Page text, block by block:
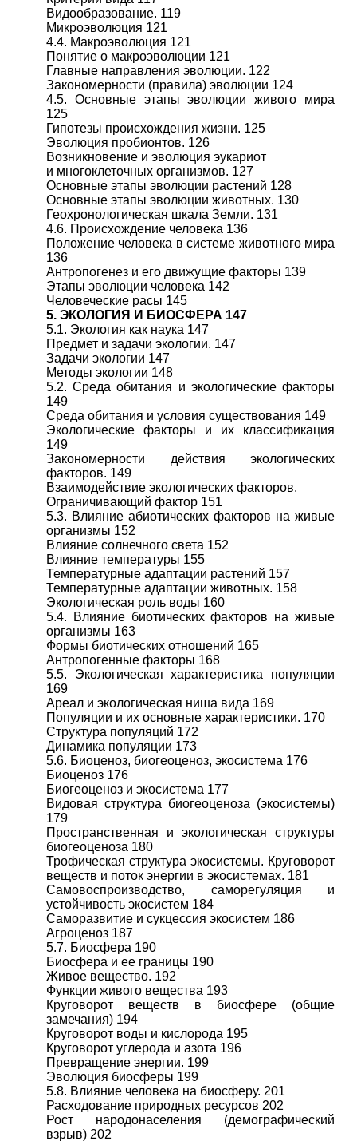
Видообразование. 119
Микроэволюция 121
4.4. Макроэволюция 121
Понятие о макроэволюции 121
Главные направления эволюции. 122
Закономерности (правила) эволюции 124
4.5. Основные этапы эволюции живого мира
125
Гипотезы происхождения жизни. 125
Эволюция пробионтов. 126
Возникновение и эволюция эукариот
и многоклеточных организмов. 127
Основные этапы эволюции растений 128
Основные этапы эволюции животных. 130
Геохронологическая шкала Земли. 131
4.6. Происхождение человека 136
Положение человека в системе животного мира
136
Антропогенез и его движущие факторы 139
Этапы эволюции человека 142
Человеческие расы 145
5. ЭКОЛОГИЯ И БИОСФЕРА 147
5.1. Экология как наука 147
Предмет и задачи экологии. 147
Задачи экологии 147
Методы экологии 148
5.2. Среда обитания и экологические факторы
149
Среда обитания и условия существования 149
Экологические факторы и их классификация
149
Закономерности действия экологических
факторов. 149
Взаимодействие экологических факторов.
Ограничивающий фактор 151
5.3. Влияние абиотических факторов на живые
организмы 152
Влияние солнечного света 152
Влияние температуры 155
Температурные адаптации растений 157
Температурные адаптации животных. 158
Экологическая роль воды 160
5.4. Влияние биотических факторов на живые
организмы 163
Формы биотических отношений 165
Антропогенные факторы 168
5.5. Экологическая характеристика популяции
169
Ареал и экологическая ниша вида 169
Популяции и их основные характеристики. 170
Структура популяций 172
Динамика популяции 173
5.6. Биоценоз, биогеоценоз, экосистема 176
Биоценоз 176
Биогеоценоз и экосистема 177
Видовая структура биогеоценоза (экосистемы)
179
Пространственная и экологическая структуры
биогеоценоза 180
Трофическая структура экосистемы. Круговорот
веществ и поток энергии в экосистемах. 181
Самовоспроизводство, саморегуляция и
устойчивость экосистем 184
Саморазвитие и сукцессия экосистем 186
Агроценоз 187
5.7. Биосфера 190
Биосфера и ее границы 190
Живое вещество. 192
Функции живого вещества 193
Круговорот веществ в биосфере (общие
замечания) 194
Круговорот воды и кислорода 195
Круговорот углерода и азота 196
Превращение энергии. 199
Эволюция биосферы 199
5.8. Влияние человека на биосферу. 201
Расходование природных ресурсов 202
Рост народонаселения (демографический
взрыв) 202